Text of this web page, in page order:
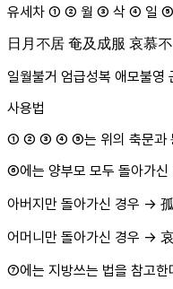
유세차 ① ② 월 ③ 삭 ④ 일 ⑤
日月不居 奄及成服 哀慕
일월불거 엄급성복 애모불영
사용법
① ② ③ ④ ⑤는 위의 축문과
⑥에는 양부모 모두 돌아가
아버지만 돌아가신 경우 →
어머니만 돌아가신 경우 →
⑦에는 지방쓰는 법을 참고한